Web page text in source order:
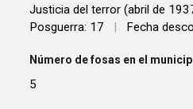
Justicia del terror (abril de
Posguerra: 17
| Fecha
Número de fosas en el
5